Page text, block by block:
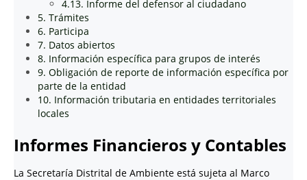
4.13. Informe del defensor al ciudadano
5. Trámites
6. Participa
7. Datos abiertos
8. Información específica para grupos de interés
9. Obligación de reporte de información específica por
parte de la entidad
10. Información tributaria en entidades territoriales
locales
Informes Financieros y Contables
La Secretaría Distrital de Ambiente está sujeta al Marco